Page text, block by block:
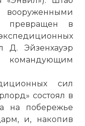
вооруженными
превращен в
Д. Эйзенхауэр
командующим
сил
состоял в
на побережье
и, накопив